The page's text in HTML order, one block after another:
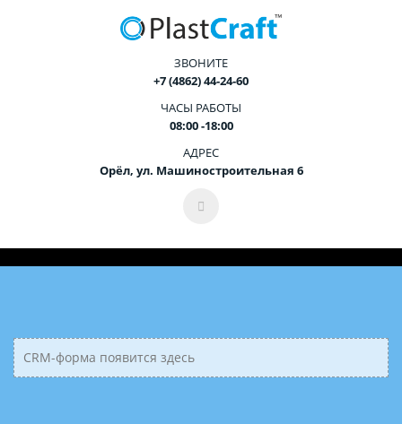
ЗВОНИТЕ
+7 (4862) 44-24-60
ЧАСЫ РАБОТЫ
08:00 -18:00
АДРЕС
Орёл, ул. Машиностроительная 6
CRM-форма появится здесь